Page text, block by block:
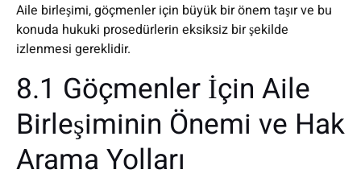
Aile birleşimi, göçmenler için büyük bir önem taşır ve bu
konuda hukuki prosedürlerin eksiksiz bir şekilde
izlenmesi gereklidir.
8.1 Göçmenler İçin Aile
Birleşiminin Önemi ve Hak
Arama Yolları